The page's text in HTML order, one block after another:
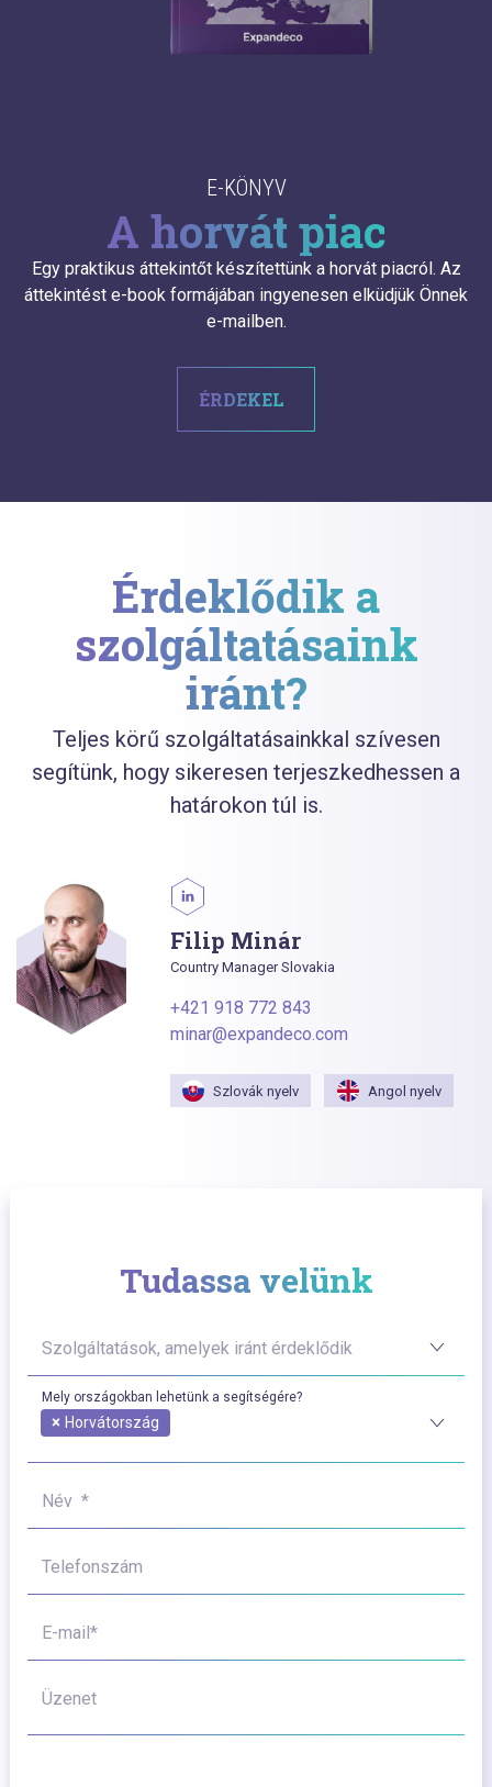
E-KÖNYV
A horvát piac
Egy praktikus áttekintőt készítettünk a horvát piacról. Az
áttekintést e-book formájában ingyenesen elküdjük Önnek
e-mailben.
ÉRDEKEL
Érdeklődik a
szolgáltatásaink
iránt?
Teljes körű szolgáltatásainkkal szívesen
segítünk, hogy sikeresen terjeszkedhessen a
határokon túl is.
Filip Minár
Country Manager Slovakia
+421 918 772 843
minar@expandeco.com
Szlovák nyelv Angol nyelv
Tudassa velünk
Szolgáltatások, amelyek iránt érdeklődik
Mely országokban lehetünk a segítségére?
× Horvátország
Név *
Telefonszám
E-mail*
Üzenet